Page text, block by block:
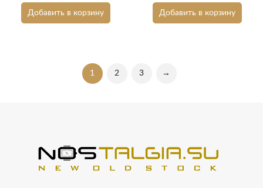
Добавить в корзину Добавить в корзину
1 2 3 →